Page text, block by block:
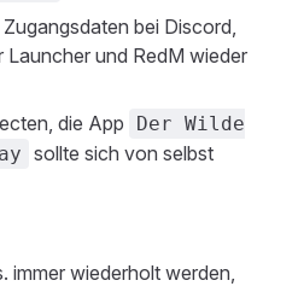
bei Discord,
und RedM wieder
die App
Der Wilde
sollte sich von selbst
immer wiederholt werden,